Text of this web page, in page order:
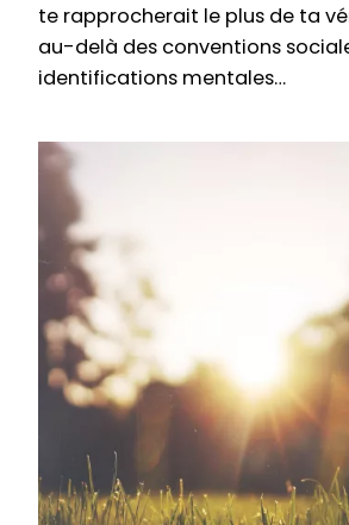
te rapprocherait le plus de ta
au-delà des conventions
identifications mentales…